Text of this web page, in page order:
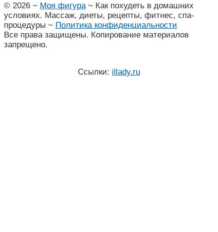
© 2026 ~ Моя фигура ~ Как похудеть в домашних
условиях. Массаж, диеты, рецепты, фитнес, спа-
процедуры ~ Политика конфиденциальности
Все права защищены. Копирование материалов
запрещено.
Ссылки: illady.ru